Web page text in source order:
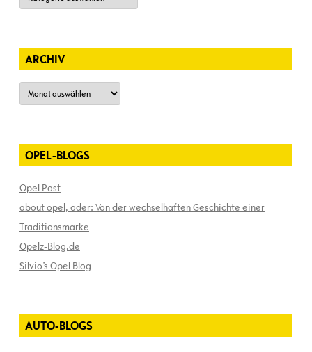
ARCHIV
Archiv
OPEL-BLOGS
Opel Post
about opel, oder: Von der wechselhaften Geschichte einer
Traditionsmarke
Opelz-Blog.de
Silvio’s Opel Blog
AUTO-BLOGS